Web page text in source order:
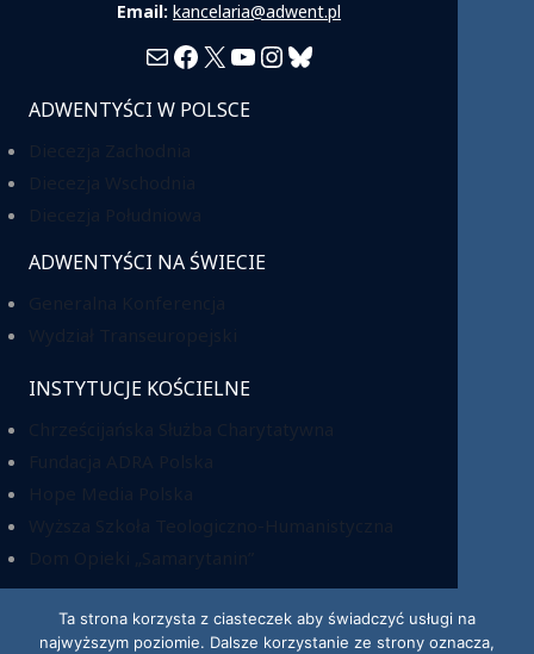
Email: kancelaria@adwent.pl
MailFacebook
X YouTube
Instagram
Bluesky
ADWENTYŚCI W POLSCE
ADWENTYŚCI NA ŚWIECIE
INSTYTUCJE KOŚCIELNE
Ta strona korzysta z ciasteczek aby świadczyć usługi na
najwyższym poziomie. Dalsze korzystanie ze strony oznacza,